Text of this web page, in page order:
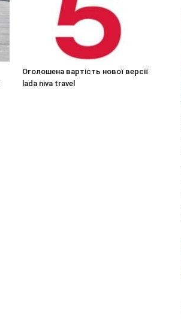
Оголошена вартість нової версії
lada niva travel